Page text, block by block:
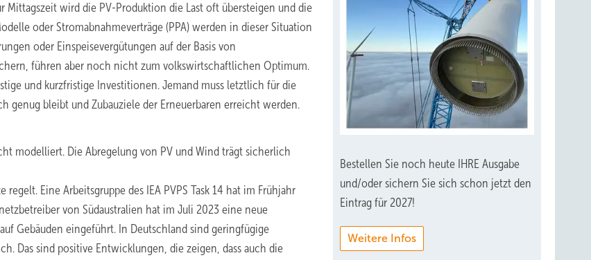
Mittagszeit wird die PV-Produktion die Last oft übersteigen und die
oder Stromabnahmeverträge (PPA) werden in dieser Situation
oder Einspeisevergütungen auf der Basis von
führen aber noch nicht zum volkswirtschaftlichen Optimum.
und kurzfristige Investitionen. Jemand muss letztlich für die
bleibt und Zubauziele der Erneuerbaren erreicht werden.
modelliert. Die Abregelung von PV und Wind trägt sicherlich
Eine Arbeitsgruppe des IEA PVPS Task 14 hat im Frühjahr
von Südaustralien hat im Juli 2023 eine neue
Gebäuden eingeführt. In Deutschland sind geringfügige
Das sind positive Entwicklungen, die zeigen, dass auch die
Bestellen Sie noch heute IHRE Ausgabe
und/oder sichern Sie sich schon jetzt den
Eintrag für 2027!
Weitere Infos